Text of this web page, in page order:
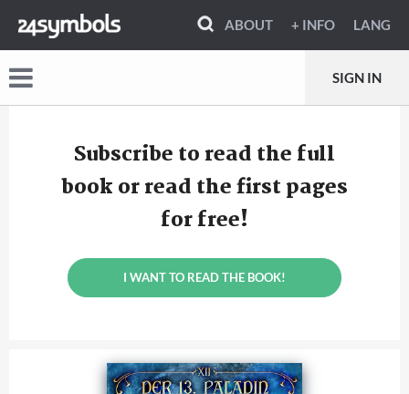
ABOUT + INFO LANG
SIGN IN
Subscribe to read the full
book or read the first pages
for free!
I WANT TO READ THE BOOK!